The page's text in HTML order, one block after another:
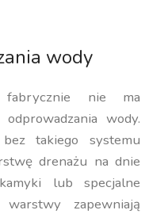
wody
nie ma
wody.
takiego systemu
drenażu na dnie
lub specjalne
zapewniają